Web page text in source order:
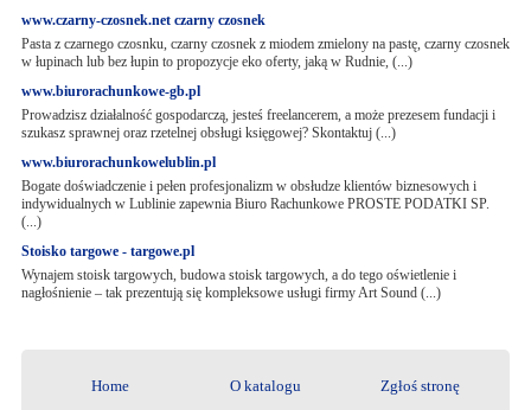
www.czarny-czosnek.net czarny czosnek
Pasta z czarnego czosnku, czarny czosnek z miodem zmielony na pastę, czarny czosnek
w łupinach lub bez łupin to propozycje eko oferty, jaką w Rudnie, (...)
www.biurorachunkowe-gb.pl
Prowadzisz działalność gospodarczą, jesteś freelancerem, a może prezesem fundacji i
szukasz sprawnej oraz rzetelnej obsługi księgowej? Skontaktuj (...)
www.biurorachunkowelublin.pl
Bogate doświadczenie i pełen profesjonalizm w obsłudze klientów biznesowych i
indywidualnych w Lublinie zapewnia Biuro Rachunkowe PROSTE PODATKI SP.
(...)
Stoisko targowe - targowe.pl
Wynajem stoisk targowych, budowa stoisk targowych, a do tego oświetlenie i
nagłośnienie – tak prezentują się kompleksowe usługi firmy Art Sound (...)
Home O katalogu Zgłoś stronę